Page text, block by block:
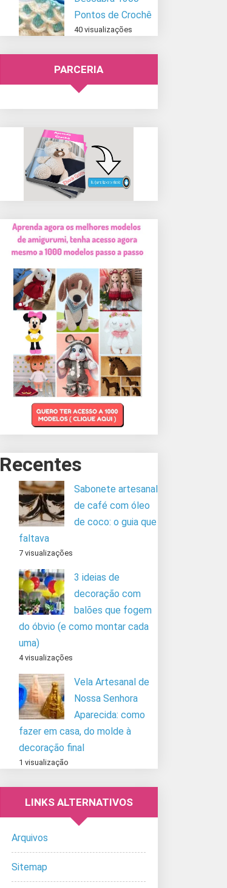
Pontos de Crochê
40 visualizações
PARCERIA
Recentes
Sabonete artesanal
de café com óleo
de coco: o guia que
faltava
7 visualizações
3 ideias de
decoração com
balões que fogem
do óbvio (e como montar cada
uma)
4 visualizações
Vela Artesanal de
Nossa Senhora
Aparecida: como
fazer em casa, do molde à
decoração final
1 visualização
LINKS ALTERNATIVOS
Arquivos
Sitemap